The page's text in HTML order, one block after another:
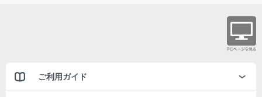
ご利用ガイド